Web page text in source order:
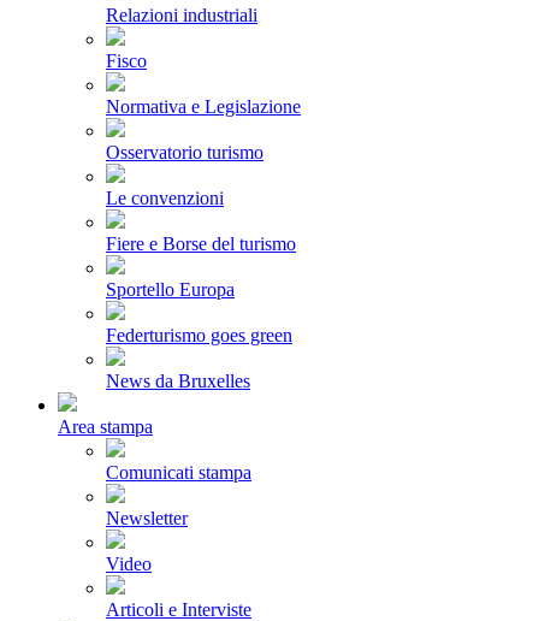
Relazioni industriali
Fisco
Normativa e Legislazione
Osservatorio turismo
Le convenzioni
Fiere e Borse del turismo
Sportello Europa
Federturismo goes green
News da Bruxelles
Area stampa
Comunicati stampa
Newsletter
Video
Articoli e Interviste